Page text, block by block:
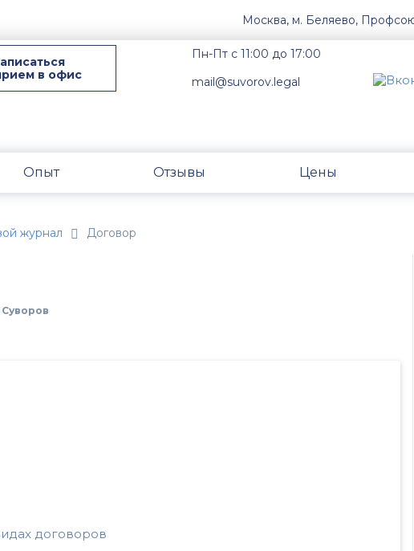
Москва, м. Беляево,
в офис
Пн-Пт с 11:00 до 17:00
mail@suvorov.legal
Опыт Отзывы Цены
журнал Договор
договоров